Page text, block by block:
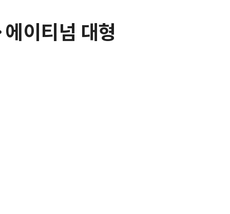
이티넘 대형